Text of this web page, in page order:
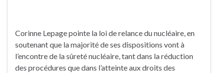
Corinne Lepage pointe la loi de relance du nucléaire, en
soutenant que la majorité de ses dispositions vont à
l’encontre de la sûreté nucléaire, tant dans la réduction
des procédures que dans l’atteinte aux droits des